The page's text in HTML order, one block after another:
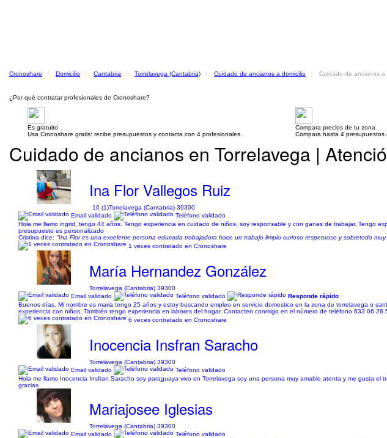
Cronoshare Domicilio Cantabria Torrelavega (Cantabria) Cuidado de ancianos a domicilio Cuidado de ancianos a
¿Por qué contratar profesionales de Cronoshare?
Es gratuito
Usa Cronoshare gratis: recibe presupuestos y contacta con 4 profesionales.
Compara precios de tu zona
Compara hasta 4 presupuestos
Cuidado de ancianos en Torrelavega |
Ina Flor Vallegos Ruiz
10 (1)Torrelavega (Cantabria) 39300
Email validado
Teléfono validado
Hola me llamo ingrid, tengo 44 años. Tengo experiencia en cuidado de niños, soy responsable y con ganas de trabajar. Tengo
presupuesto es personalizado
Cristina dice: "Ina Flor es una excelente persona educada trabajadora hace un trabajo limpio curioso respetuoso y sobretodo
1 veces contratado en Cronoshare
María Hernandez González
Torrelavega (Cantabria) 39300
Email validado
Teléfono validado
Responde rápido
Buenos días. Mi nombre es maria tengo 25 años y estoy buscando empleo en servicio domestico en la zona de torrelavega o
experiencia con niños. También tengo experiencia en labores del hogar. Contacten conmigo en el número de teléfono 633 06 26
6 veces contratado en Cronoshare
Inocencia Insfran Saracho
Torrelavega (Cantabria) 39300
Email validado
Teléfono validado
Hola me llamo Inocencia Insfran Saracho soy paraguaya vivo en Torrelavega soy una persona muy amable atenta y me gusta
gracias
Mariajosee Iglesias
Torrelavega (Cantabria) 39300
Email validado
Teléfono validado